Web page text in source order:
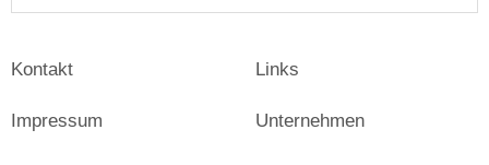
Kontakt
Impressum
Links
Unternehmen